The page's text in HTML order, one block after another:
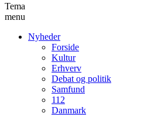
Tema
menu
Nyheder
Forside
Kultur
Erhverv
Debat og politik
Samfund
112
Danmark